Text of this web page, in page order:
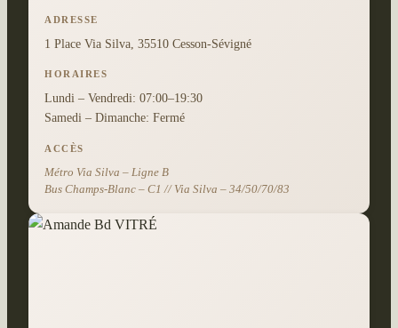
ADRESSE
1 Place Via Silva, 35510 Cesson-Sévigné
HORAIRES
Lundi – Vendredi: 07:00–19:30
Samedi – Dimanche: Fermé
ACCÈS
Métro Via Silva – Ligne B
Bus Champs-Blanc – C1 // Via Silva – 34/50/70/83